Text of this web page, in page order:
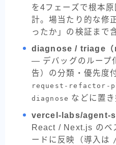
を4フェーズで根本
計。場当たり的な修
ったか」の検証まで
diagnose / triage
— デバッグのループ
告）の分類・優先度
request-refactor-
diagnose などに置き
vercel-labs/agent-
React / Next.js のベ
ードに反映（導入は